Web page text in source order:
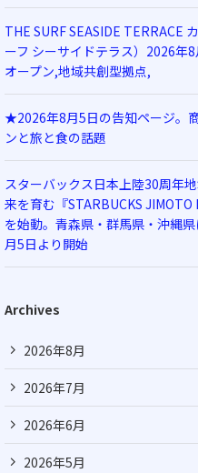
THE SURF SEASIDE TERRACE
ーフ シーサイドテラス）2026年
オープン,地域共創型拠点,
★2026年8月5日の告知ページ。
ンと旅と食の話題
スターバックス日本上陸30周年
来を育む『STARBUCKS JIMOTO
を始動。青森県・群馬県・沖縄
月5日より開始
Archives
2026年8月
2026年7月
2026年6月
2026年5月